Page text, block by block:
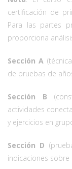
certificación de
Para las partes
proporciona
Sección A
de pruebas de
Sección B
actividades
y ejercicios en
Sección D
indicaciones sobre